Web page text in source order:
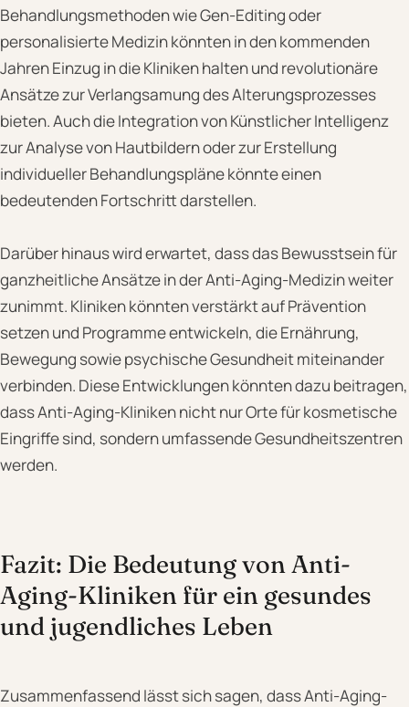
Behandlungsmethoden wie Gen-Editing oder
personalisierte Medizin könnten in den kommenden
Jahren Einzug in die Kliniken halten und revolutionäre
Ansätze zur Verlangsamung des Alterungsprozesses
bieten. Auch die Integration von Künstlicher Intelligenz
zur Analyse von Hautbildern oder zur Erstellung
individueller Behandlungspläne könnte einen
bedeutenden Fortschritt darstellen.
Darüber hinaus wird erwartet, dass das Bewusstsein für
ganzheitliche Ansätze in der Anti-Aging-Medizin weiter
zunimmt. Kliniken könnten verstärkt auf Prävention
setzen und Programme entwickeln, die Ernährung,
Bewegung sowie psychische Gesundheit miteinander
verbinden. Diese Entwicklungen könnten dazu beitragen,
dass Anti-Aging-Kliniken nicht nur Orte für kosmetische
Eingriffe sind, sondern umfassende Gesundheitszentren
werden.
Fazit: Die Bedeutung von Anti-
Aging-Kliniken für ein gesundes
und jugendliches Leben
Zusammenfassend lässt sich sagen, dass Anti-Aging-